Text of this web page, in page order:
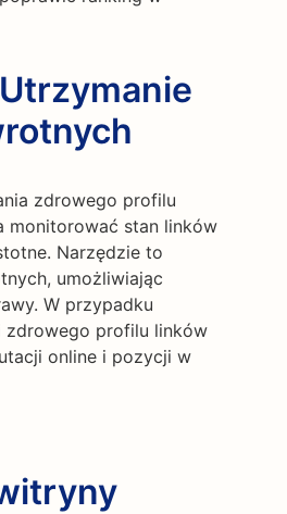
zdrowego profilu
monitorować stan linków
Narzędzie to
umożliwiając
W przypadku
zdrowego profilu linków
online i pozycji w